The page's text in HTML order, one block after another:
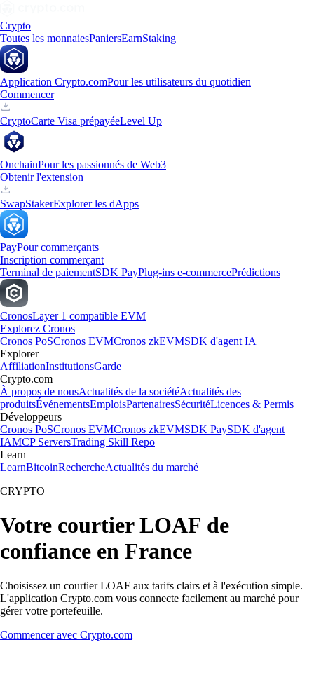
Crypto
Toutes les monnaiesPaniersEarnStaking
Application Crypto.comPour les utilisateurs du quotidien
Commencer
CryptoCarte Visa prépayéeLevel Up
OnchainPour les passionnés de Web3
Obtenir l'extension
SwapStakerExplorer les dApps
PayPour commerçants
Inscription commerçant
Terminal de paiementSDK PayPlug-ins e-commercePrédictions
CronosLayer 1 compatible EVM
Explorez Cronos
Cronos PoSCronos EVMCronos zkEVMSDK d'agent IA
Explorer
AffiliationInstitutionsGarde
Crypto.com
À propos de nousActualités de la sociétéActualités des
produitsÉvénementsEmploisPartenairesSécuritéLicences & Permis
Développeurs
Cronos PoSCronos EVMCronos zkEVMSDK PaySDK d'agent
IAMCP ServersTrading Skill Repo
Learn
LearnBitcoinRechercheActualités du marché
CRYPTO
Votre courtier LOAF de
confiance en France
Choisissez un courtier LOAF aux tarifs clairs et à l'exécution simple.
L'application Crypto.com vous connecte facilement au marché pour
gérer votre portefeuille.
Commencer avec Crypto.com